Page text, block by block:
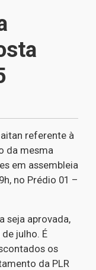
referente à
da mesma
em assembleia
no Prédio 01 –
seja aprovada,
julho. É
os
da PLR